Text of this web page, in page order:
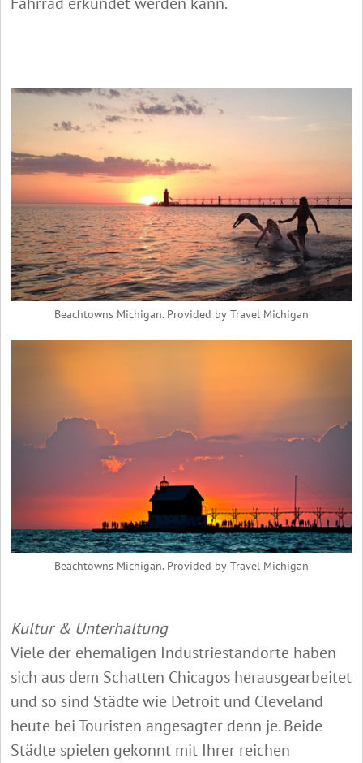
Beachtowns Michigan. Provided by Travel Michigan
Beachtowns Michigan. Provided by Travel Michigan
Kultur & Unterhaltung
Viele der ehemaligen Industriestandorte haben
sich aus dem Schatten Chicagos herausgearbeitet
und so sind Städte wie Detroit und Cleveland
heute bei Touristen angesagter denn je. Beide
Städte spielen gekonnt mit Ihrer reichen